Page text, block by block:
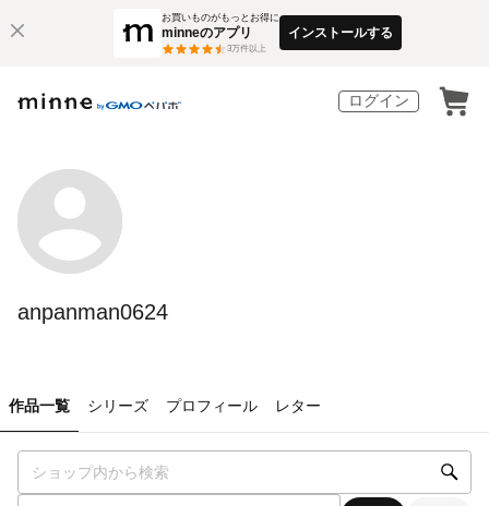
お買いものがもっとお得に
minneのアプリ
3万件以上
インストールする
ログイン
anpanman0624
作品一覧 シリーズ プロフィール レター